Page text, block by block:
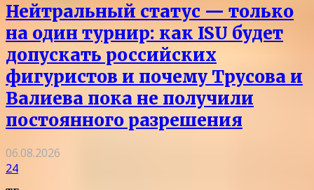
Нейтральный статус — только
на один турнир: как ISU будет
допускать российских
фигуристов и почему Трусова и
Валиева пока не получили
постоянного разрешения
06.08.2026
24